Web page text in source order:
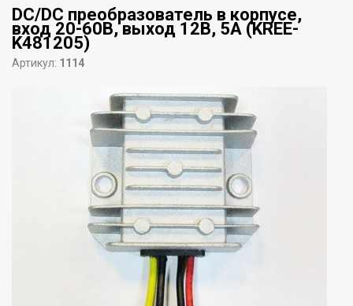
DC/DC преобразователь в корпусе,
вход 20-60В, выход 12В, 5А (KREE-
K481205)
Артикул: 1114